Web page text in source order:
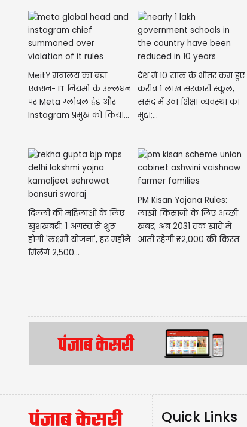
MeitY मंत्रालय का बड़ा
एक्शन- IT नियमों के उल्लंघन
पर Meta ग्लोबल हेड और
Instagram प्रमुख को किया...
देश में 10 साल के भीतर कम हुए
करीब 1 लाख सरकारी स्कूल,
संसद में उठा शिक्षा व्यवस्था का
मुद्दा;...
दिल्ली की महिलाओं के लिए
खुशखबरी: 1 अगस्त से शुरू
होगी 'लक्ष्मी योजना', हर महीने
मिलेंगे 2,500...
PM Kisan Yojana Rules:
लाखों किसानों के लिए अच्छी
खबर, अब 2031 तक खाते में
आती रहेगी ₹2,000 की किस्त
Quick Links